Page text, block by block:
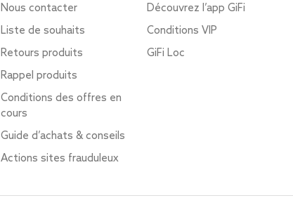
Nous contacter
Liste de souhaits
Retours produits
Rappel produits
Conditions des offres en
cours
Guide d’achats & conseils
Actions sites frauduleux
Découvrez l’app GiFi
Conditions VIP
GiFi Loc